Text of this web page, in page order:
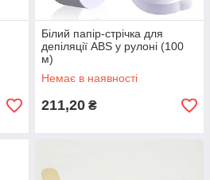
Білий папір-стрічка для
депіляції ABS у рулоні (100
м)
Немає в наявності
211,20 ₴